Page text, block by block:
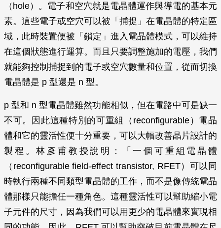
（hole）。電子和空穴就是電晶體運作與導電的基本元
素。這些電子或空穴可以被「捕捉」在電晶體的特定區
域，此時裝置便被「鎖定」進入電晶體模式，可以維持
在這個狀態進行運算。而且只要調整施加的電壓，我們
就能夠控制捕捉到的電子或空穴數量和位置，從而切換
電晶體是 p 型還是 n 型。
p 型和 n 型電晶體雖然功能相似，但在電路中可是缺一
不可。因此這種特別的可重組（reconfigurable）電晶
體和它的靈活性便十分重要，可以大幅改善晶片設計的
製程。林彥甫教授說明：「一個可重組電晶體
（reconfigurable field-effect transistor, RFET）可以同
時執行兩種不同類型電晶體的工作，而不是像傳統電晶
體那樣只能擔任一種角色。這種靈活性可以幫助縮小電
子元件的尺寸，因為我們可以用更少的電晶體來實現相